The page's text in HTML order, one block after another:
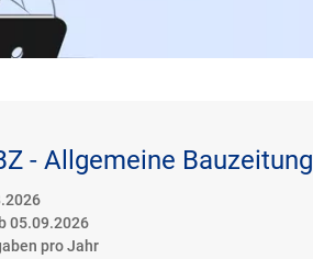
- Allgemeine Bauzeitung
05.09.2026
pro Jahr